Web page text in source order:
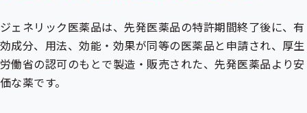
ジェネリック医薬品は、先発医薬品の特許期間終了後に、有
効成分、用法、効能・効果が同等の医薬品と申請され、厚生
労働省の認可のもとで製造・販売された、先発医薬品より安
価な薬です。